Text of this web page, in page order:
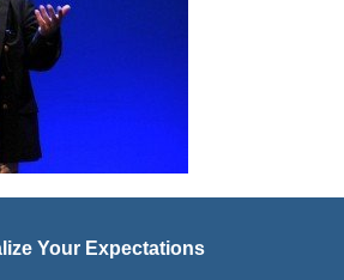
Your Expectations